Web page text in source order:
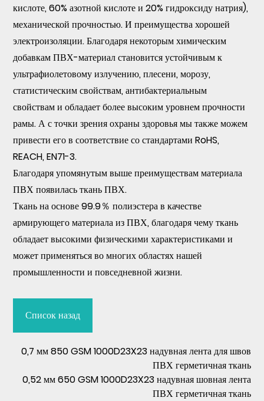
кислоте, 60% азотной кислоте и 20% гидроксиду натрия),
механической прочностью. И преимущества хорошей
электроизоляции. Благодаря некоторым химическим
добавкам ПВХ-материал становится устойчивым к
ультрафиолетовому излучению, плесени, морозу,
статистическим свойствам, антибактериальным
свойствам и обладает более высоким уровнем прочности
рамы. А с точки зрения охраны здоровья мы также можем
привести его в соответствие со стандартами RoHS,
REACH, EN71-3.
Благодаря упомянутым выше преимуществам материала
ПВХ появилась ткань ПВХ.
Ткань на основе 99.9％ полиэстера в качестве
армирующего материала из ПВХ, благодаря чему ткань
обладает высокими физическими характеристиками и
может применяться во многих областях нашей
промышленности и повседневной жизни.
Список назад
0,7 мм 850 GSM 1000D23X23 надувная лента для швов
ПВХ герметичная ткань
0,52 мм 650 GSM 1000D23X23 надувная шовная лента
ПВХ герметичная ткань